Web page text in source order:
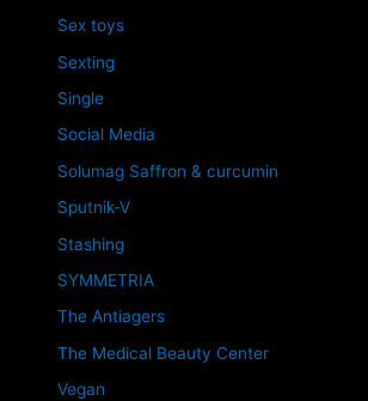
Sex toys
Sexting
Single
Social Media
Solumag Saffron & curcumin
Sputnik-V
Stashing
SYMMETRIA
The Antiagers
The Medical Beauty Center
Vegan